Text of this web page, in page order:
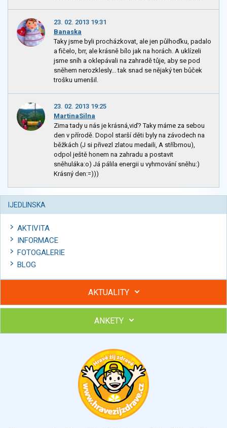
23. 02. 2013 19:31
Banaska
Taky jsme byli procházkovat, ale jen půlhoďku, padalo
a fičelo, brr, ale krásně bílo jak na horách. A uklízeli
jsme sníh a oklepávali na zahradě tůje, aby se pod
sněhem nerozklesly... tak snad se nějaký ten bůček
trošku umenšil.
23. 02. 2013 19:25
MartinaSilna
Zima tady u nás je krásná,viď? Taky máme za sebou
den v přírodě. Dopol starší děti byly na závodech na
běžkách (J si přivezl zlatou medaili, A stříbrnou),
odpol ještě honem na zahradu a postavit
sněhuláka:o) Já pálila energii u vyhrnování sněhu:)
Krásný den:=)))
IJEDLINSKA
AKTIVITA
INFORMACE
FOTOGALERIE
BLOG
AKTUALITY
Hubněte s podporou lektorky a skupiny v kurzech STOBu
Chcete poradit s hubnutím? Najděte si odborníka STOBu ve
ANKETY